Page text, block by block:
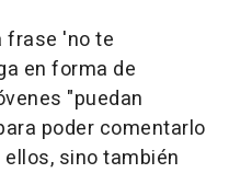
frase 'no te
en forma de
"puedan
poder comentarlo
sino también